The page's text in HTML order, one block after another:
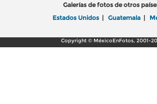
Galerías de fotos de otros
Estados Unidos | Guatemala |
Copyright © MéxicoEnFotos, 2001-